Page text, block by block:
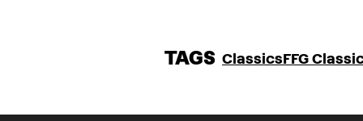
TAGS ClassicsFFG